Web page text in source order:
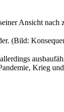
Ansicht
(Bild:
Krieg